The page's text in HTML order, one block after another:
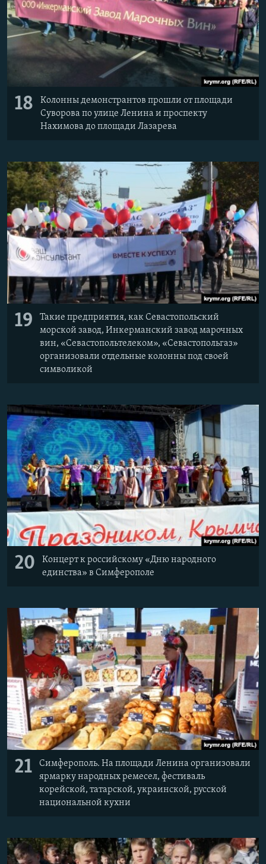
18
Колонны демонстрантов прошли от площади
Суворова по улице Ленина и проспекту
Нахимова до площади Лазарева
19
Такие предприятия, как Севастопольский
морской завод, Инкерманский завод марочных
вин, «Севастопольтелеком», «Севастопольгаз»
организовали отдельные колонны под своей
символикой
20
Концерт к российскому «Дню народного
единства» в Симферополе
21
Симферополь. На площади Ленина организовали
ярмарку народных ремесел, фестиваль
корейской, татарской, украинской, русской
национальной кухни